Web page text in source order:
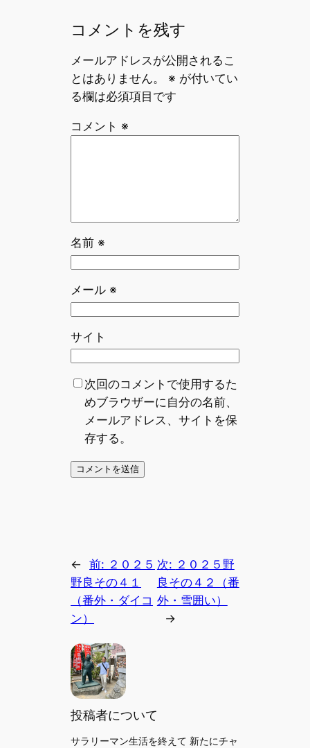
コメントを残す
メールアドレスが公開されるこ
とはありません。
※ が付いてい
る欄は必須項目です
コメント ※
名前 ※
メール ※
サイト
次回のコメントで使用するた
めブラウザーに自分の名前、
メールアドレス、サイトを保
存する。
← 前: ２０２５
野良その４１
（番外・ダイコ
ン）
次: ２０２５野
良その４２（番
外・雪囲い）
→
投稿者について
サラリーマン生活を終えて 新たにチャ